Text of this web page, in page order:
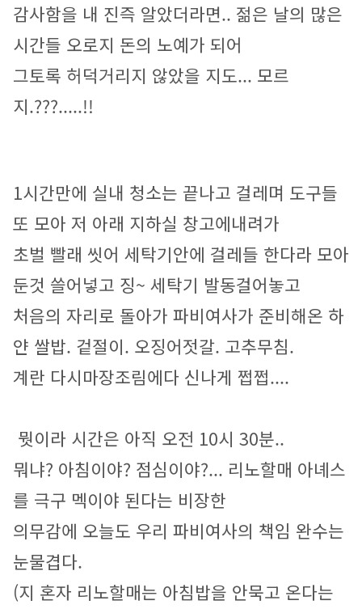
감사함을 내 진즉 알았더라면.. 젊은 날의 많은
시간들 오로지 돈의 노예가 되어
그토록 허덕거리지 않았을 지도... 모르
지.???.....!!
1시간만에 실내 청소는 끝나고 걸레며 도구들
또 모아 저 아래 지하실 창고에내려가
초벌 빨래 씻어 세탁기안에 걸레들 한다라 모아
둔것 쓸어넣고 징~ 세탁기 발동걸어놓고
처음의 자리로 돌아가 파비여사가 준비해온 하
얀 쌀밥. 겉절이. 오징어젓갈. 고추무침.
계란 다시마장조림에다 신나게 쩝쩝....
뭣이라 시간은 아직 오전 10시 30분..
뭐냐? 아침이야? 점심이야?... 리노할매 아녜스
를 극구 멕이야 된다는 비장한
의무감에 오늘도 우리 파비여사의 책임 완수는
눈물겹다.
(지 혼자 리노할매는 아침밥을 안묵고 온다는